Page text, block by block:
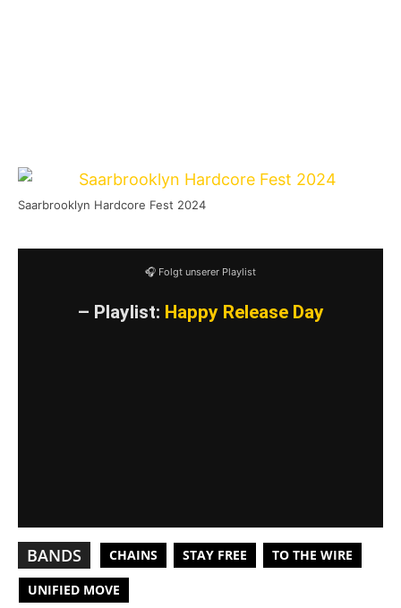
Saarbrooklyn Hardcore Fest 2024
🎧 Folgt unserer Playlist
– Playlist: Happy Release Day
BANDS CHAINS STAY FREE TO THE WIRE
UNIFIED MOVE